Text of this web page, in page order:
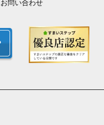
お問い合わせ